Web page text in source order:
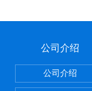
公司介绍
公司介绍